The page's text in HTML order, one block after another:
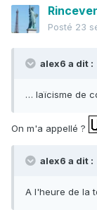
Posté 23
alex6 a dit :
… laïcisme de
On m'a appellé ?
alex6 a dit :
A l'heure de la